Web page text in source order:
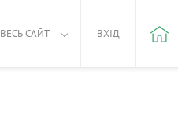
ВЕСЬ САЙТ ВХІД